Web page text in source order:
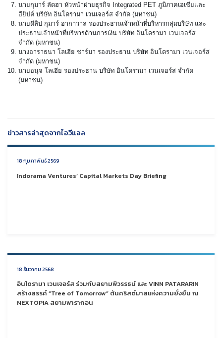
นายกุมาร์ ลัดฮา หัวหน้าฝ่ายธุรกิจ Integrated PET ภูมิภาคเอเชียและ
อียิปต์ บริษัท อินโดรามา เวนเจอร์ส จำกัด (มหาชน)
นายดีลิป กุมาร์ อากาวาล รองประธานเจ้าหน้าที่บริหารกลุ่มบริษัท และ
ประธานเจ้าหน้าที่บริหารด้านการเงิน บริษัท อินโดรามา เวนเจอร์ส
จำกัด (มหาชน)
นางอาราธนา โลเฮีย ชาร์มา รองประธาน บริษัท อินโดรามา เวนเจอร์ส
จำกัด (มหาชน)
นายอนุจ โลเฮีย รองประธาน บริษัท อินโดรามา เวนเจอร์ส จำกัด
(มหาชน)
ข่าวสารล่าสุดจากไอวีแอล
18 กุมภาพันธ์ 2569
Indorama Ventures’ Capital Markets Day Briefing
18 ธันวาคม 2568
อินโดรามา เวนเจอร์ส ร่วมกับสยามพิวรรธน์ และ VINN PATARARIN
สร้างสรรค์ “Tree of Tomorrow” ต้นคริสต์มาสแห่งความยั่งยืน ณ
NEXTOPIA สยามพารากอน